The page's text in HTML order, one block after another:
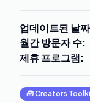
업데이트된 날짜
월간 방문자 수:
제휴 프로그램:
🧰Creators